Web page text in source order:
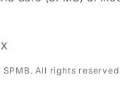
. All rights